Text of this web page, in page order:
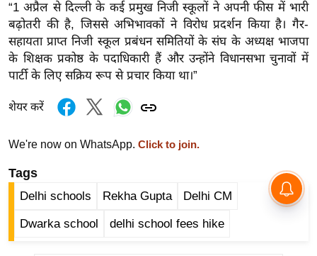
ब्री
फ
म
नो
ज
ज
त
बॉ
ली
“1 अप्रैल से दिल्ली के कई प्रमुख निजी स्कूलों ने अपनी फीस में भारी
बढ़ोतरी की है, जिससे अभिभावकों ने विरोध प्रदर्शन किया है। गैर-
सहायता प्राप्त निजी स्कूल प्रबंधन समितियों के संघ के अध्यक्ष भाजपा
के शिक्षक प्रकोष्ठ के पदाधिकारी हैं और उन्होंने विधानसभा चुनावों में
पार्टी के लिए सक्रिय रूप से प्रचार किया था।”
शेयर करें
We're now on WhatsApp. Click to join.
Tags
Delhi schools Rekha Gupta Delhi CM
Dwarka school delhi school fees hike